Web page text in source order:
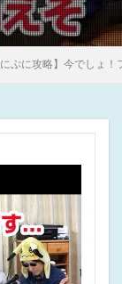
にぷに攻略】今でしょ